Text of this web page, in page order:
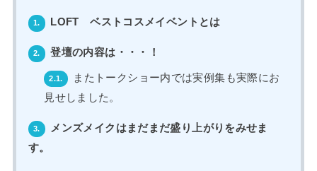
1. LOFT ベストコスメイベントとは
2. 登壇の内容は・・・！
2.1.
またトークショー内では実例集も実際にお
見せしました。
3.
メンズメイクはまだまだ盛り上がりをみせま
す。